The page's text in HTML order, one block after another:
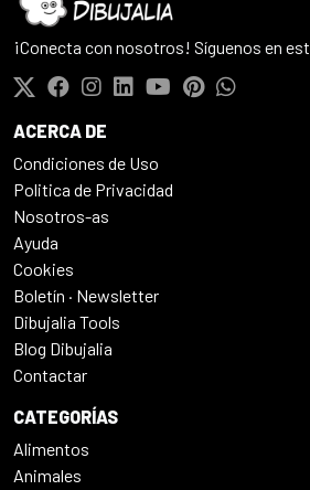
¡Conecta con nosotros! Síguenos en
ACERCA DE
Condiciones de Uso
Politica de Privacidad
Nosotros-as
Ayuda
Cookies
Boletín · Newsletter
Dibujalia Tools
Blog Dibujalia
Contactar
CATEGORÍAS
Alimentos
Animales